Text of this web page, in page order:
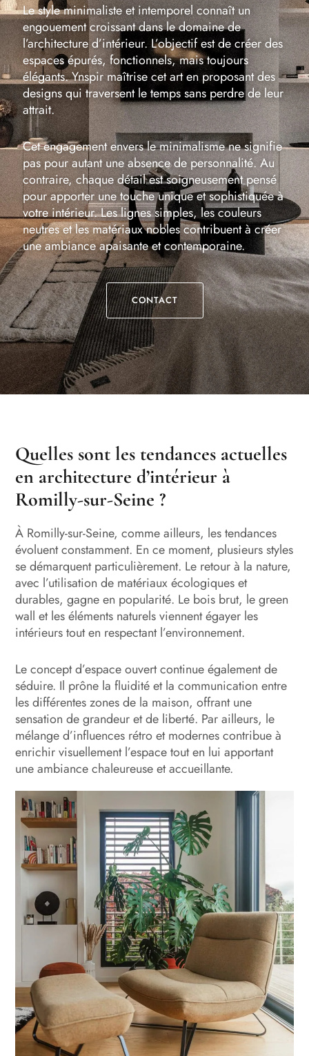
Le style minimaliste et intemporel connaît un
engouement croissant dans le domaine de
l’architecture d’intérieur. L’objectif est de créer des
espaces épurés, fonctionnels, mais toujours
élégants. Ynspir maîtrise cet art en proposant des
designs qui traversent le temps sans perdre de leur
attrait.
Cet engagement envers le minimalisme ne signifie
pas pour autant une absence de personnalité. Au
contraire, chaque détail est soigneusement pensé
pour apporter une touche unique et sophistiquée à
votre intérieur. Les lignes simples, les couleurs
neutres et les matériaux nobles contribuent à créer
une ambiance apaisante et contemporaine.
CONTACT
Quelles sont les tendances actuelles
en architecture d’intérieur à
Romilly-sur-Seine ?
À Romilly-sur-Seine, comme ailleurs, les tendances
évoluent constamment. En ce moment, plusieurs styles
se démarquent particulièrement. Le retour à la nature,
avec l’utilisation de matériaux écologiques et
durables, gagne en popularité. Le bois brut, le green
wall et les éléments naturels viennent égayer les
intérieurs tout en respectant l’environnement.
Le concept d’espace ouvert continue également de
séduire. Il prône la fluidité et la communication entre
les différentes zones de la maison, offrant une
sensation de grandeur et de liberté. Par ailleurs, le
mélange d’influences rétro et modernes contribue à
enrichir visuellement l’espace tout en lui apportant
une ambiance chaleureuse et accueillante.